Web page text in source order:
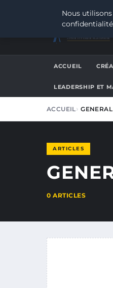
SAMEDI 8 AOÛT
AUTEUR ET PENSEUR FRANCOPHONE
ACCUEIL
LEADERSHIP ET
ACCUEIL GENERAL
ARTICLES
0 ARTICLES
Nous